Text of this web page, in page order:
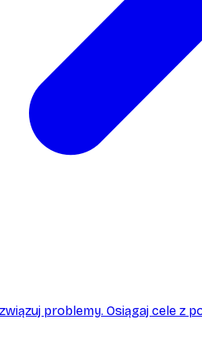
problemy. Osiągaj cele z